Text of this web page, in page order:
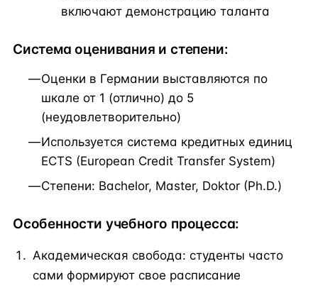
включают демонстрацию таланта
Система оценивания и степени:
Оценки в Германии выставляются по
шкале от 1 (отлично) до 5
(неудовлетворительно)
Используется система кредитных единиц
ECTS (European Credit Transfer System)
Степени: Bachelor, Master, Doktor (Ph.D.)
Особенности учебного процесса:
Академическая свобода: студенты часто
сами формируют свое расписание